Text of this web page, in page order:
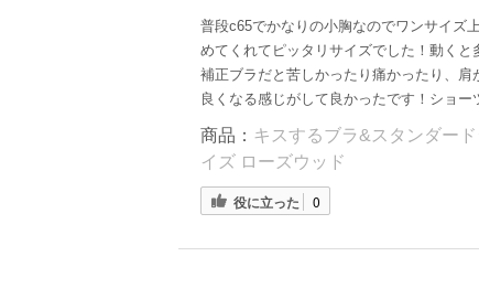
普段c65でかなりの小胸なのでワンサイズ
めてくれてピッタリサイズでした！動くと
補正ブラだと苦しかったり痛かったり、
良くなる感じがして良かったです！ショ
商品： キスするブラ&スタンダー
イズ ローズウッド
役に立った 0